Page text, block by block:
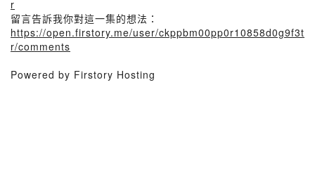
r
留言告訴我你對這一集的想法：
https://open.firstory.me/user/ckppbm00pp0r10858d0g9f3t
r/comments
Powered by Firstory Hosting